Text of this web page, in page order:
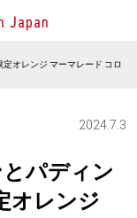
オレンジ マーマレード コロ
2024.7.3
パディン
オレンジ